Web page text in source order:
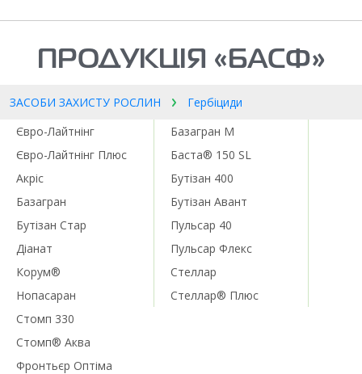
ПРОДУКЦІЯ «БАСФ»
ЗАСОБИ ЗАХИСТУ РОСЛИН
Гербіциди
Євро-Лайтнінг
Євро-Лайтнінг Плюс
Акріс
Базагран
Базагран М
Баста® 150 SL
Бутізан 400
Бутізан Авант
Бутізан Стар
Діанат
Корум®
Нопасаран
Пульсар 40
Пульсар Флекс
Стеллар
Стеллар® Плюс
Стомп 330
Стомп® Аква
Фронтьєр Оптіма